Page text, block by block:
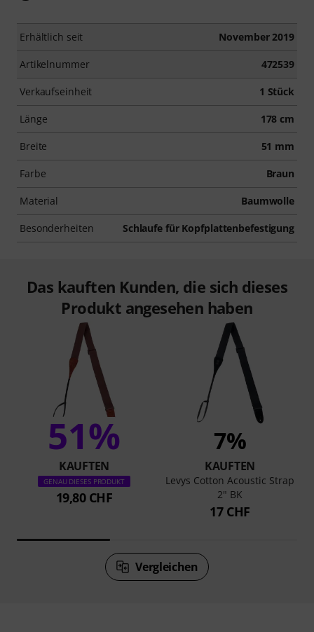
Erhältlich seit November 2019
Artikelnummer 472539
Verkaufseinheit 1 Stück
Länge 178 cm
Breite 51 mm
Farbe Braun
Material Baumwolle
Besonderheiten Schlaufe für Kopfplattenbefestigung
Das kauften Kunden, die sich dieses
Produkt angesehen haben
51%
KAUFTEN
GENAU DIESES PRODUKT
19,80 CHF
7%
KAUFTEN
Levys Cotton Acoustic Strap
2" BK
17 CHF
Vergleichen